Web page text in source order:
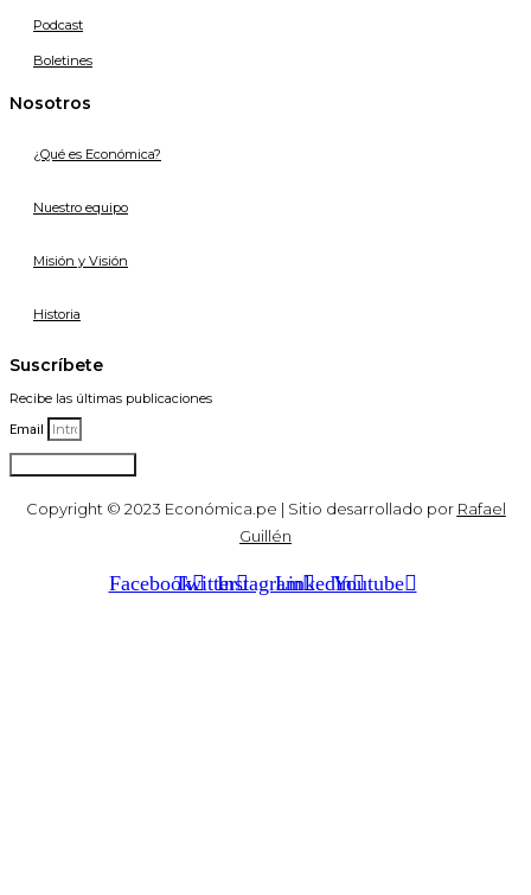
Podcast
Boletines
Nosotros
¿Qué es Económica?
Nuestro equipo
Misión y Visión
Historia
Suscríbete
Recibe las últimas publicaciones
Email
Copyright © 2023 Económica.pe | Sitio desarrollado por Rafael
Guillén
FacebookTwitterInstagramLinkedinYoutube